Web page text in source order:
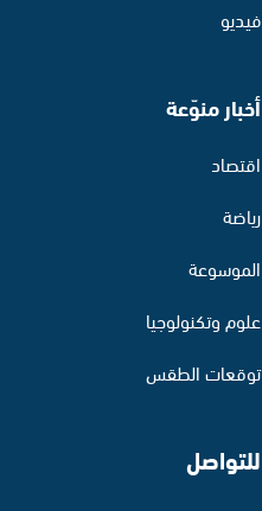
فيديو
أخبار منوّعة
اقتصاد
رياضة
الموسوعة
علوم وتكنولوجيا
توقعات الطقس
للتواصل